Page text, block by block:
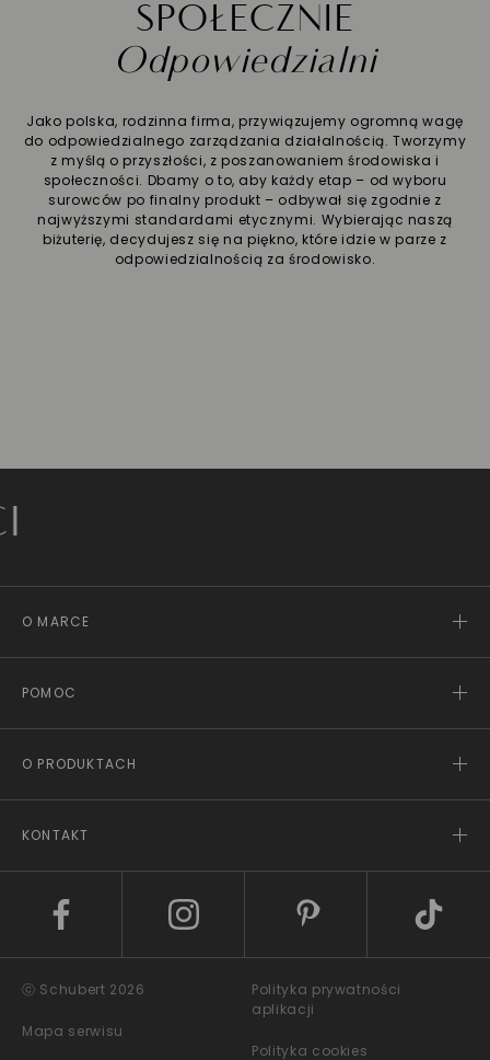
SPOŁECZNIE
Odpowiedzialni
Jako polska, rodzinna firma, przywiązujemy ogromną wagę
do odpowiedzialnego zarządzania działalnością. Tworzymy
z myślą o przyszłości, z poszanowaniem środowiska i
społeczności. Dbamy o to, aby każdy etap – od wyboru
surowców po finalny produkt – odbywał się zgodnie z
najwyższymi standardami etycznymi. Wybierając naszą
biżuterię, decydujesz się na piękno, które idzie w parze z
odpowiedzialnością za środowisko.
O MARCE
POMOC
O PRODUKTACH
KONTAKT
ⓒ Schubert 2026
Mapa serwisu
Polityka prywatności
aplikacji
Polityka cookies